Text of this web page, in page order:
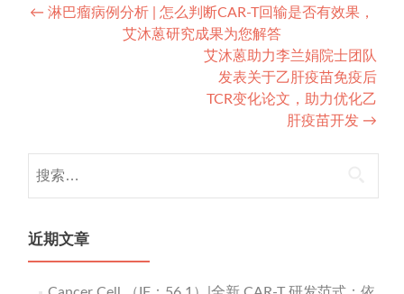
Post
navigation
← 淋巴瘤病例分析 | 怎么判断CAR-T回输是否有效果，
艾沐蒽研究成果为您解答
艾沐蒽助力李兰娟院士团队
发表关于乙肝疫苗免疫后
TCR变化论文，助力优化乙
肝疫苗开发 →
索：
近期文章